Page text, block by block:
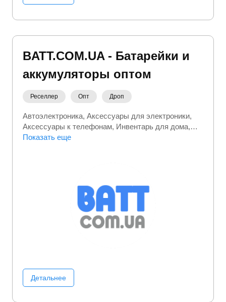
BATT.COM.UA - Батарейки и
аккумуляторы оптом
Реселлер Опт Дроп
Автоэлектроника Аксессуары для электроники
Аксессуары к телефонам Инвентарь для дома
Настольные игры
Показать еще
Детальнее